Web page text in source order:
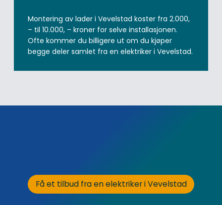
Montering av lader i Vevelstad koster fra 2.000,
– til 10.000, – kroner for selve installasjonen.
Ofte kommer du billigere ut om du kjøper
begge deler samlet fra en elektriker i Vevelstad.
Få et tilbud fra en elektriker i Vevelstad